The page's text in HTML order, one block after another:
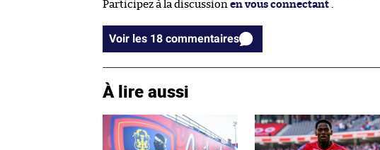
Participez à la discussion en vous connectant .
Voir les 18 commentaires
À lire aussi